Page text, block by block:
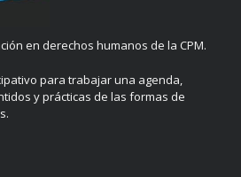
en derechos humanos de la CPM.
para trabajar una agenda,
y prácticas de las formas de